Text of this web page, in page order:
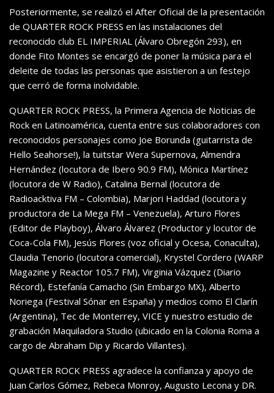
Posteriormente, se realizó el After Oficial de la presentación
de QUARTER ROCK PRESS en las instalaciones del
reconocido club EL IMPERIAL (Álvaro Obregón 293), en
donde Fito Montes se encargó de poner la música para el
deleite de todas las personas que asistieron a un festejo
que cerró de forma inolvidable.
QUARTER ROCK PRESS, la Primera Agencia de Noticias de
Rock en Latinoamérica, cuenta entre sus colaboradores con
reconocidos personajes como Joe Borunda (guitarrista de
Hello Seahorse!), la tuitstar Wera Supernova, Almendra
Hernández (locutora de Ibero 90.9 FM), Mónica Martínez
(locutora de W Radio), Catalina Bernal (locutora de
Radioacktiva FM – Colombia), Marjori Haddad (locutora y
productora de La Mega FM – Venezuela), Arturo Flores
(Editor de Playboy), Álvaro Álvarez (Productor y locutor de
Coca-Cola FM), Jesús Flores (voz oficial y Ocesa, Conaculta),
Claudia Tenorio (locutora comercial), Krystel Cordero (WARP
Magazine y Reactor 105.7 FM), Virginia Vázquez (Diario
Récord), Estefanía Camacho (Sin Embargo MX), Alberto
Noriega (Festival Sónar en España) y medios como El Clarín
(Argentina), Tec de Monterrey, VICE y nuestro estudio de
grabación Maquiladora Studio (ubicado en la Colonia Roma a
cargo de Abraham Dip y Ricardo Villantes).
QUARTER ROCK PRESS agradece la confianza y apoyo de
Juan Carlos Gómez, Rebeca Monroy, Augusto Lecona y DR.